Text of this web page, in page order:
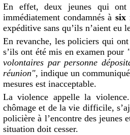
En effet, deux jeunes qui
immédiatement condamnés à six
expéditive sans qu’ils n’aient eu
En revanche, les policiers qui
s’ils ont été mis en examen pour
volontaires par personne
réunion", indique un
mesures est inacceptable.
La violence appelle la
chômage et de la vie difficile,
policière à l’encontre des jeunes
situation doit cesser.